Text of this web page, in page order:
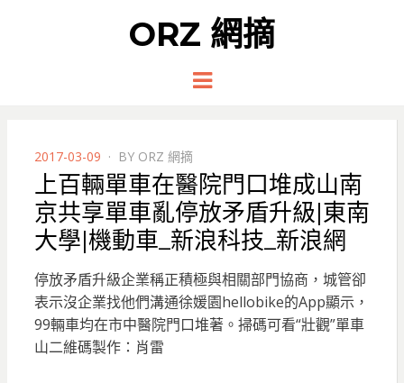
ORZ 網摘
Menu
POSTED
ON
2017-03-09 BY ORZ 網摘
上百輛單車在醫院門口堆成山南
京共享單車亂停放矛盾升級|東南
大學|機動車_新浪科技_新浪網
停放矛盾升級企業稱正積極與相關部門協商，城管卻
表示沒企業找他們溝通徐媛園hellobike的App顯示，
99輛車均在市中醫院門口堆著。掃碼可看“壯觀”單車
山二維碼製作：肖雷